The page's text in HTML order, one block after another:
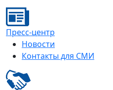
Пресс-центр
Новости
Контакты для СМИ